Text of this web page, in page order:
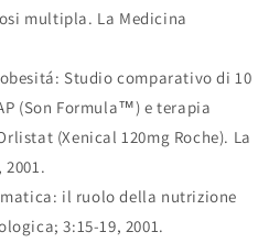
multipla. La Medicina
obesitá: Studio comparativo di 10
(Son Formula™) e terapia
(Xenical 120mg Roche). La
il ruolo della nutrizione
3:15-19, 2001.